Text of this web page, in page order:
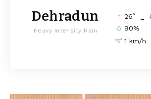
Dehradun
Heavy Intensity Rain
26°
90%
1 km/h